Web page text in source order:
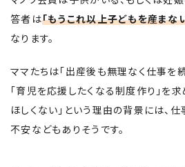
答者は「もうこれ以上子どもを産まな
なります。
ママたちは「出産後も無理なく仕事を
「育児を応援したくなる制度作り」を求
ほしくない」という理由の背景には、
不安などもありそうです。